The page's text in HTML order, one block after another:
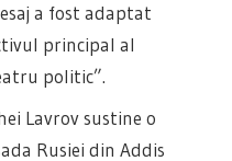
a fost adaptat
principal al
politic”.
Lavrov sustine o
Rusiei din Addis